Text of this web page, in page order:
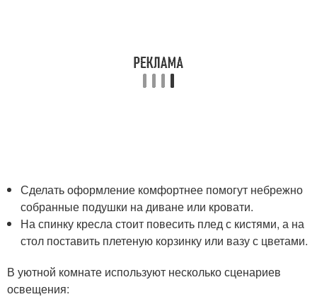
Сделать оформление комфортнее помогут небрежно
собранные подушки на диване или кровати.
На спинку кресла стоит повесить плед с кистями, а на
стол поставить плетеную корзинку или вазу с цветами.
В уютной комнате используют несколько сценариев
освещения: